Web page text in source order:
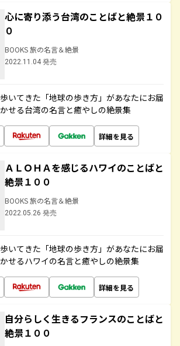
心に寄り添う台湾のことばと絶景１０
０
BOOKS 旅の名言＆絶景
2022.11.04 発売
いてきた「地球の歩き方」があなたにお届
せる台湾の名言と癒やしの絶景集
詳細を見る
ＡＬＯＨＡを感じるハワイのことばと
絶景１００
BOOKS 旅の名言＆絶景
2022.05.26 発売
いてきた「地球の歩き方」があなたにお届
せるハワイの名言と癒やしの絶景集
詳細を見る
自分らしく生きるフランスのことばと
絶景１００